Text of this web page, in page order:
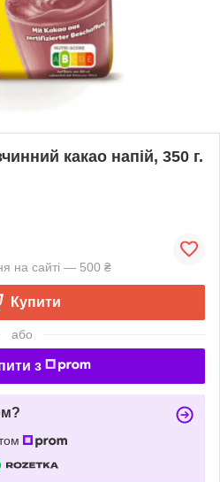
какао напій, 350 г.
на сайті — 500 ₴
Купити
або
з